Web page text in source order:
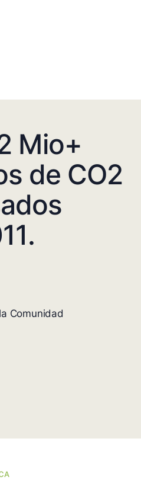
Mio+
de CO2
Comunidad